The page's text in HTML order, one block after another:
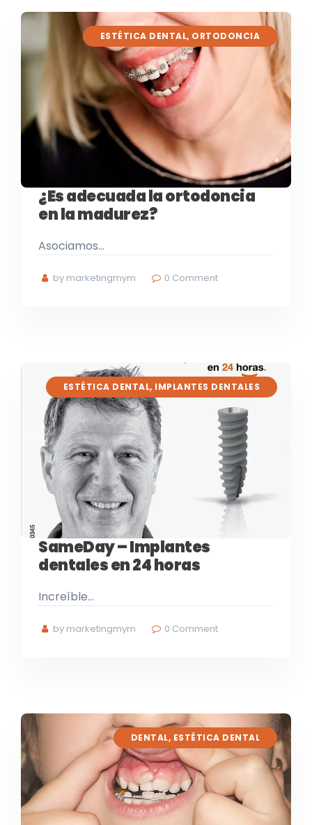
ESTÉTICA DENTAL, ORTODONCIA
¿Es adecuada la ortodoncia
en la madurez?
Asociamos…
by marketingmym 0 Comment
ESTÉTICA DENTAL, IMPLANTES DENTALES
SameDay – Implantes
dentales en 24 horas
Increíble…
by marketingmym 0 Comment
DENTAL, ESTÉTICA DENTAL